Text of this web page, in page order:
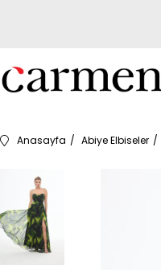
Anasayfa Abiye Elbiseler